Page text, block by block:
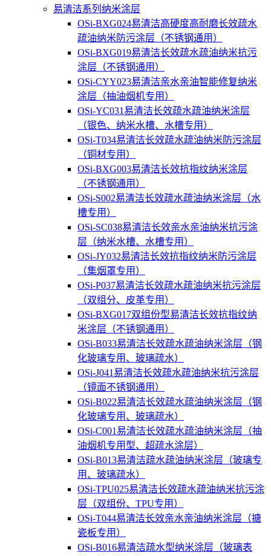
易清洁系列纳米涂层
OSi-BXG024易清洁高硬度高耐磨长效疏水
疏油纳米防污涂层（不锈钢通用）
OSi-BXG019易清洁长效疏水疏油纳米抗污
涂层（不锈钢通用）
OSi-CYY023易清洁亲水亲油智能修复纳米
涂层（抽油烟机专用）
OSi-YC031易清洁长效疏水疏油纳米涂层
（银色、纳米水槽、水槽专用）
OSi-T034易清洁长效疏水疏油纳米防污涂层
（铜材专用）
OSi-BXG003易清洁长效抗指纹纳米涂层
（不锈钢通用）
OSi-S002易清洁长效疏水疏油纳米涂层（水
槽专用）
OSi-SC038易清洁长效亲水亲油纳米抗污涂
层（纳米水槽、水槽专用）
OSi-JY032易清洁长效抗指纹纳米防污涂层
（集烟罩专用）
OSi-P037易清洁长效疏水疏油纳米抗污涂层
（双组分、皮革专用）
OSi-BXG017双组份型易清洁长效抗指纹纳
米涂层（不锈钢通用）
OSi-B033易清洁长效疏水疏油纳米涂层（钢
化玻璃专用、玻璃疏水）
OSi-J041易清洁长效疏水疏油纳米抗污涂层
（镜面不锈钢通用）
OSi-B022易清洁长效疏水疏油纳米涂层（钢
化玻璃专用、玻璃疏水）
OSi-C001易清洁长效疏水疏油纳米涂层（抽
油烟机专用型、超疏水涂层）
OSi-B013易清洁疏水疏油纳米涂层（玻璃专
用、玻璃疏水）
OSi-TPU025易清洁长效疏水疏油纳米抗污涂
层（双组份、TPU专用）
OSi-T044易清洁长效亲水亲油纳米涂层（搪
瓷板专用）
OSi-B016易清洁疏水型纳米涂层（玻璃表